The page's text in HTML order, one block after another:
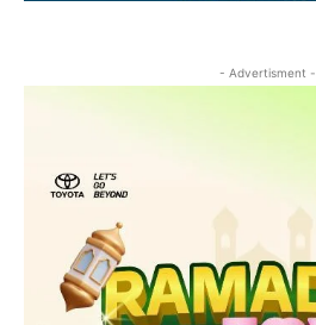
- Advertisment -